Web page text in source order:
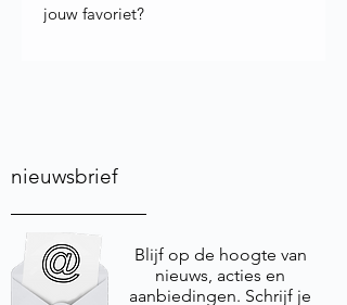
jouw favoriet?
nieuwsbrief
Blijf op de hoogte van
nieuws, acties en
aanbiedingen. Schrijf je